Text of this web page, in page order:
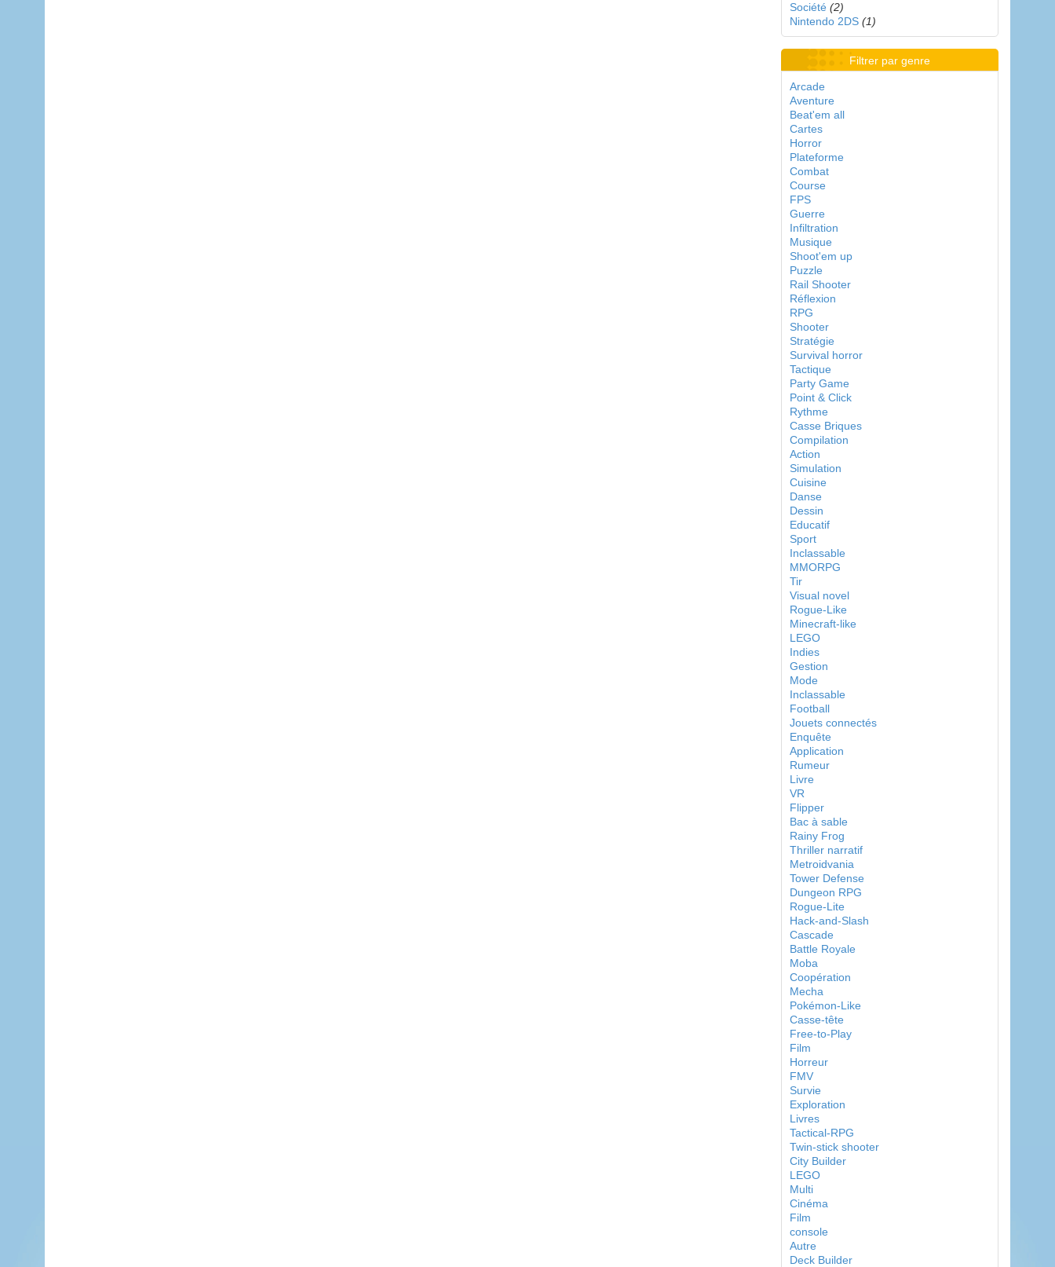
Société (2)
Nintendo 2DS (1)
Filtrer par genre
Arcade
Aventure
Beat'em all
Cartes
Horror
Plateforme
Combat
Course
FPS
Guerre
Infiltration
Musique
Shoot'em up
Puzzle
Rail Shooter
Réflexion
RPG
Shooter
Stratégie
Survival horror
Tactique
Party Game
Point & Click
Rythme
Casse Briques
Compilation
Action
Simulation
Cuisine
Danse
Dessin
Educatif
Sport
Inclassable
MMORPG
Tir
Visual novel
Rogue-Like
Minecraft-like
LEGO
Indies
Gestion
Mode
Inclassable
Football
Jouets connectés
Enquête
Application
Rumeur
Livre
VR
Flipper
Bac à sable
Rainy Frog
Thriller narratif
Metroidvania
Tower Defense
Dungeon RPG
Rogue-Lite
Hack-and-Slash
Cascade
Battle Royale
Moba
Coopération
Mecha
Pokémon-Like
Casse-tête
Free-to-Play
Film
Horreur
FMV
Survie
Exploration
Livres
Tactical-RPG
Twin-stick shooter
City Builder
LEGO
Multi
Cinéma
Film
console
Autre
Deck Builder